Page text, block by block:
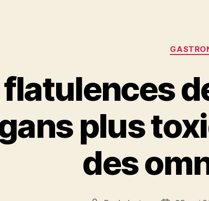
flatulences
plus
des